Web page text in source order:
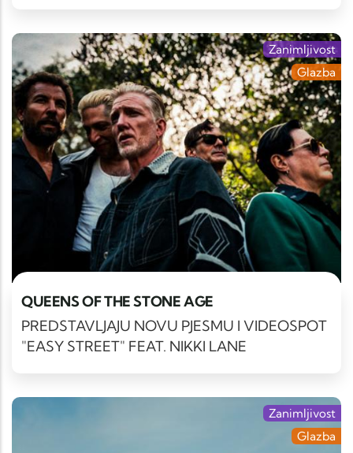
QUEENS OF THE STONE AGE
PREDSTAVLJAJU NOVU PJESMU I VIDEOSPOT
"EASY STREET" FEAT. NIKKI LANE
Zanimljivost
Glazba
Zanimljivost
Glazba